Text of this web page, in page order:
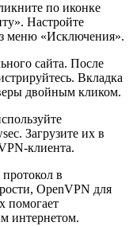
по иконке
Настройте
меню «Исключения».
сайта. После
Вкладка
двойным кликом.
Загрузите их в
клиента.
в
OpenVPN для
помогает
интернетом.